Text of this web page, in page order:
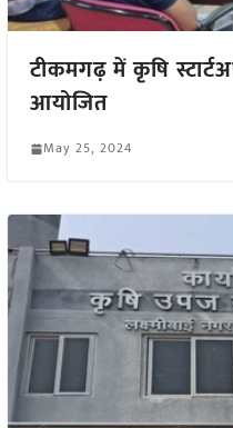
टीकमगढ़ में कृषि
आयोजित
May 25, 2024